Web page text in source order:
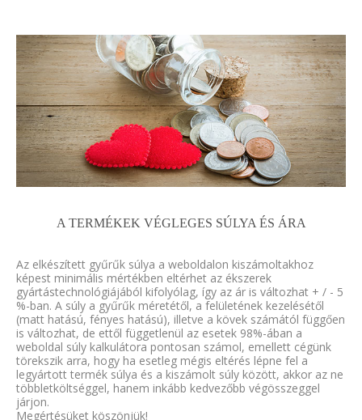
A TERMÉKEK VÉGLEGES SÚLYA ÉS ÁRA
Az elkészített gyűrűk súlya a weboldalon kiszámoltakhoz
képest minimális mértékben eltérhet az ékszerek
gyártástechnológiájából kifolyólag, így az ár is változhat + / - 5
%-ban. A súly a gyűrűk méretétől, a felületének kezelésétől
(matt hatású, fényes hatású), illetve a kövek számától függően
is változhat, de ettől függetlenül az esetek 98%-ában a
weboldal súly kalkulátora pontosan számol, emellett cégünk
törekszik arra, hogy ha esetleg mégis eltérés lépne fel a
legyártott termék súlya és a kiszámolt súly között, akkor az ne
többletköltséggel, hanem inkább kedvezőbb végösszeggel
járjon.
Megértésüket köszönjük!